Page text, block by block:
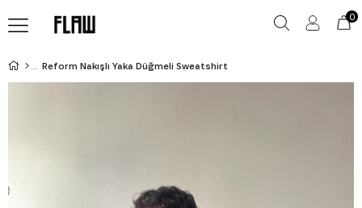
0
Reform Nakışlı Yaka Düğmeli Sweatshirt